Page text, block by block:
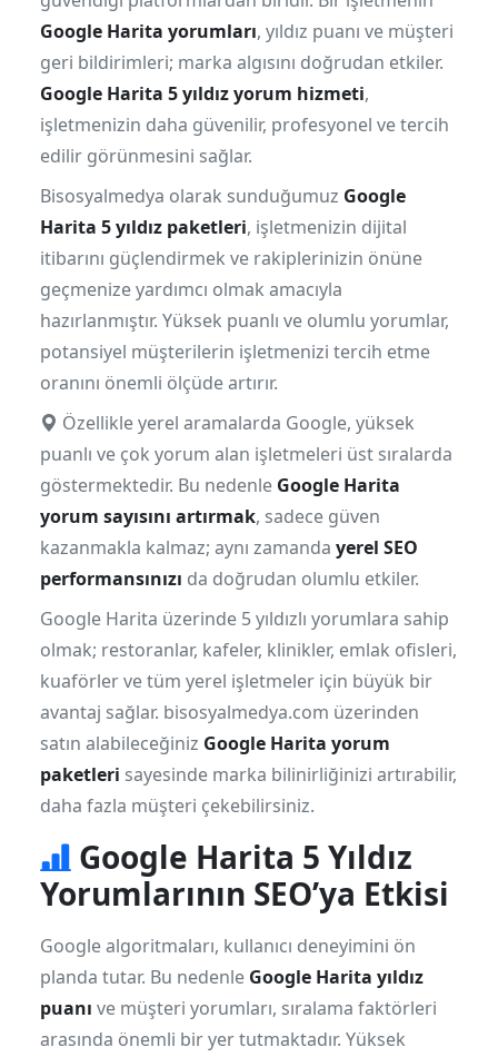
Google Harita yorumları, yıldız puanı ve müşteri
geri bildirimleri; marka algısını doğrudan etkiler.
Google Harita 5 yıldız yorum hizmeti,
işletmenizin daha güvenilir, profesyonel ve tercih
edilir görünmesini sağlar.
Bisosyalmedya olarak sunduğumuz Google
Harita 5 yıldız paketleri, işletmenizin dijital
itibarını güçlendirmek ve rakiplerinizin önüne
geçmenize yardımcı olmak amacıyla
hazırlanmıştır. Yüksek puanlı ve olumlu yorumlar,
potansiyel müşterilerin işletmenizi tercih etme
oranını önemli ölçüde artırır.
Özellikle yerel aramalarda Google, yüksek
puanlı ve çok yorum alan işletmeleri üst sıralarda
göstermektedir. Bu nedenle Google Harita
yorum sayısını artırmak, sadece güven
kazanmakla kalmaz; aynı zamanda yerel SEO
performansınızı da doğrudan olumlu etkiler.
Google Harita üzerinde 5 yıldızlı yorumlara sahip
olmak; restoranlar, kafeler, klinikler, emlak ofisleri,
kuaförler ve tüm yerel işletmeler için büyük bir
avantaj sağlar. bisosyalmedya.com üzerinden
satın alabileceğiniz Google Harita yorum
paketleri sayesinde marka bilinirliğinizi artırabilir,
daha fazla müşteri çekebilirsiniz.
Google Harita 5 Yıldız
Yorumlarının SEO’ya Etkisi
Google algoritmaları, kullanıcı deneyimini ön
planda tutar. Bu nedenle Google Harita yıldız
puanı ve müşteri yorumları, sıralama faktörleri
arasında önemli bir yer tutmaktadır. Yüksek